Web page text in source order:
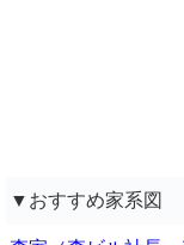
▼おすすめ家系図